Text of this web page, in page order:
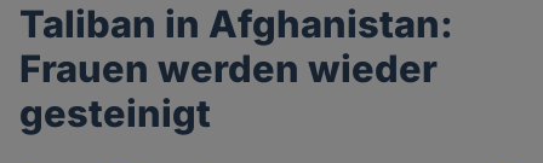
Taliban in Afghanistan:
Frauen werden wieder
gesteinigt